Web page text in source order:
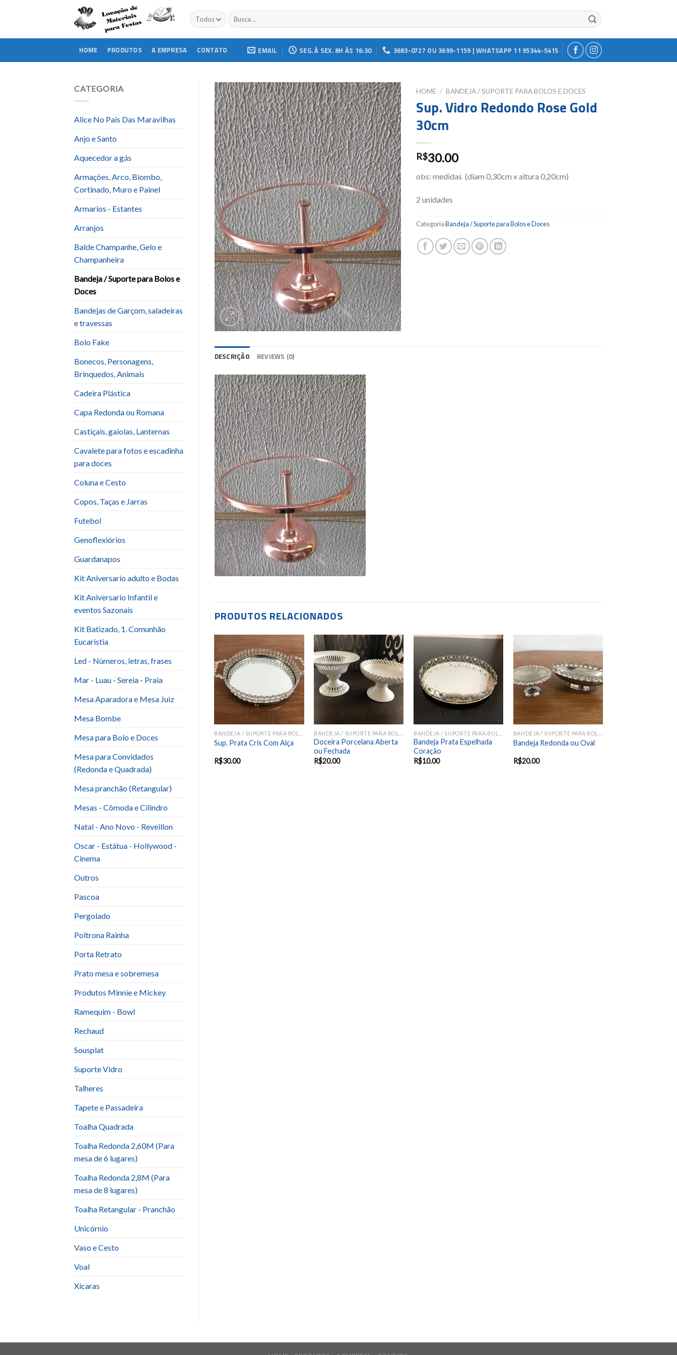
Buscar
por:
HOME PRODUTOS A EMPRESA CONTATO EMAIL SEG. À SEX. 8H ÀS 16:30 3683-0727 OU 3699-1159 | WHATSAPP 11 95344-5415
CATEGORIA
Alice No Pais Das Maravilhas
Anjo e Santo
Aquecedor a gás
Armações, Arco, Biombo,
Cortinado, Muro e Painel
Armarios - Estantes
Arranjos
Balde Champanhe, Gelo e
Champanheira
Bandeja / Suporte para Bolos e
Doces
Bandejas de Garçom, saladeiras
e travessas
Bolo Fake
Bonecos, Personagens,
Brinquedos, Animais
Cadeira Plástica
Capa Redonda ou Romana
Castiçais, gaiolas, Lanternas
Cavalete para fotos e escadinha
para doces
Coluna e Cesto
Copos, Taças e Jarras
Futebol
Genoflexiórios
Guardanapos
Kit Aniversario adulto e Bodas
Kit Aniversario Infantil e
eventos Sazonais
Kit Batizado, 1. Comunhão
Eucaristia
Led - Números, letras, frases
Mar - Luau - Sereia - Praia
Mesa Aparadora e Mesa Juiz
Mesa Bombe
Mesa para Bolo e Doces
Mesa para Convidados
(Redonda e Quadrada)
Mesa pranchão (Retangular)
Mesas - Cômoda e Cilindro
Natal - Ano Novo - Reveillon
Oscar - Estátua - Hollywood -
Cinema
Outros
Pascoa
Pergolado
Poltrona Rainha
Porta Retrato
Prato mesa e sobremesa
Produtos Minnie e Mickey
Ramequim - Bowl
Rechaud
Sousplat
Suporte Vidro
Talheres
Tapete e Passadeira
Toalha Quadrada
Toalha Redonda 2,60M (Para
mesa de 6 lugares)
Toalha Redonda 2,8M (Para
mesa de 8 lugares)
Toalha Retangular - Pranchão
Unicórnio
Vaso e Cesto
Voal
Xícaras
Add to
wishlist
HOME / BANDEJA / SUPORTE PARA BOLOS E DOCES
Sup. Vidro Redondo Rose Gold
30cm
R$30.00
obs: medidas (diam 0,30cm x altura 0,20cm)
2 unidades
CategoriaBandeja / Suporte para Bolos e Doces
DESCRIÇÃO REVIEWS (0)
PRODUTOS RELACIONADOS
Add to
wishlist
Sup. Prata Cris Com Alça
R$30.00
Add to
wishlist
Doceira Porcelana Aberta
ou Fechada
R$20.00
Add to
wishlist
Bandeja Prata Espelhada
Coração
R$10.00
Add to
wishlist
Bandeja Redonda ou Oval
R$20.00
Add to
Bandeja Branca ou Tiffany
Tv Amarela
R$10.00